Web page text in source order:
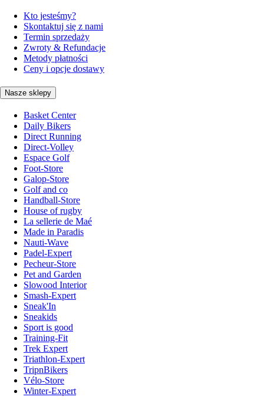
Kto jesteśmy?
Skontaktuj się z nami
Termin sprzedaży
Zwroty & Refundacje
Metody płatności
Ceny i opcje dostawy
Nasze sklepy
Basket Center
Daily Bikers
Direct Running
Direct-Volley
Espace Golf
Foot-Store
Galop-Store
Golf and co
Handball-Store
House of rugby
La sellerie de Maé
Made in Paradis
Nauti-Wave
Padel-Expert
Pecheur-Store
Pet and Garden
Slowood Interior
Smash-Expert
Sneak'In
Sneakids
Sport is good
Training-Fit
Trek Expert
Triathlon-Expert
TripnBikers
Vélo-Store
Winter-Expert